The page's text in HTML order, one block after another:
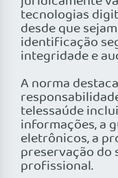
tecnologias
desde que
identificação
integridade e
A norma
telessaúde
informações, a
eletrônicos, a
preservação do
profissional.